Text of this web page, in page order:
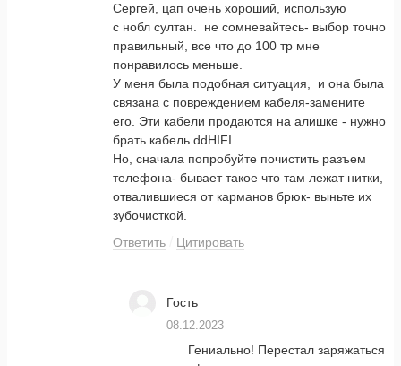
Сергей, цап очень хороший, использую
с нобл султан. не сомневайтесь- выбор точно
правильный, все что до 100 тр мне
понравилось меньше.
У меня была подобная ситуация, и она была
связана с повреждением кабеля-замените
его. Эти кабели продаются на алишке - нужно
брать кабель ddHIFI
Но, сначала попробуйте почистить разъем
телефона- бывает такое что там лежат нитки,
отвалившиеся от карманов брюк- выньте их
зубочисткой.
Ответить
Цитировать
Гость
08.12.2023
Гениально! Перестал заряжаться